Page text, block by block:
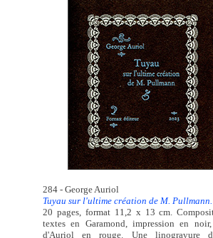
284 - George Auriol
Tuyau sur l'ultime création de M. Pullmann.
20 pages, format 11,2 x 13 cm.
textes en Garamond, impression en
d'Auriol en rouge. Une linogravure